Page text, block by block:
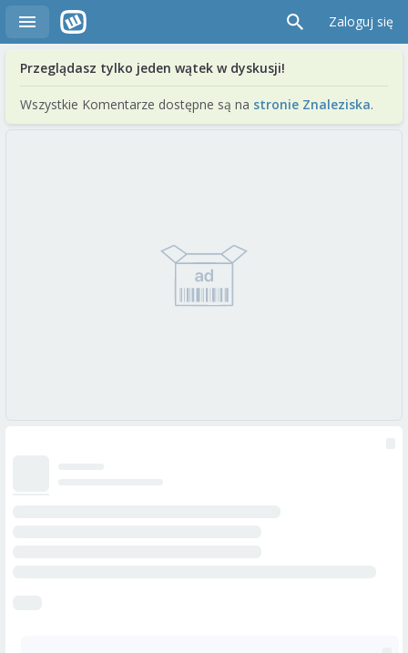
Zaloguj się
Przeglądasz tylko jeden wątek w dyskusji!
Wszystkie Komentarze dostępne są na stronie Znaleziska.